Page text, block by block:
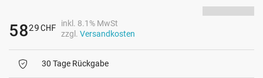
5829CHF
inkl. 8.1% MwSt
zzgl. Versandkosten
30 Tage Rückgabe